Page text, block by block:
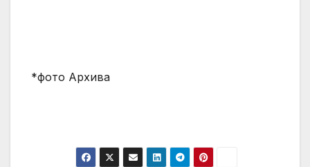
*фото Архива